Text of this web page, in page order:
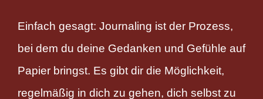
Einfach gesagt: Journaling ist der Prozess,
bei dem du deine Gedanken und Gefühle auf
Papier bringst. Es gibt dir die Möglichkeit,
regelmäßig in dich zu gehen, dich selbst zu